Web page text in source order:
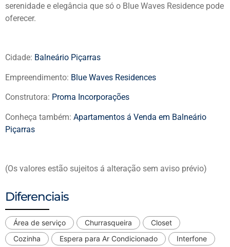
serenidade e elegância que só o Blue Waves Residence pode
oferecer.
Cidade: Balneário Piçarras
Empreendimento: Blue Waves Residences
Construtora: Proma Incorporações
Conheça também: Apartamentos á Venda em Balneário
Piçarras
(Os valores estão sujeitos á alteração sem aviso prévio)
Diferenciais
Área de serviço Churrasqueira
Closet
Cozinha
Espera para Ar Condicionado
Interfone